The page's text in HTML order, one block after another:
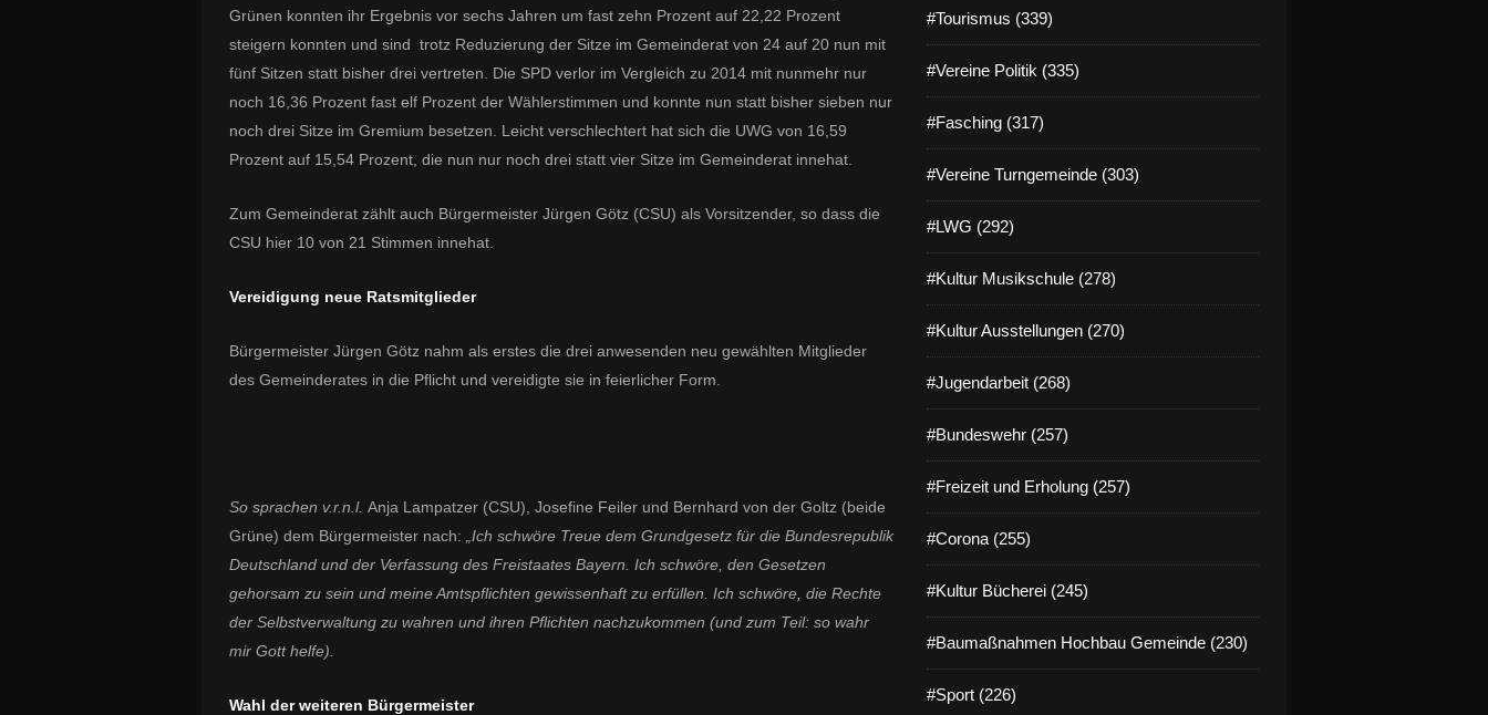
Grünen konnten ihr Ergebnis vor sechs Jahren um fast zehn Prozent auf 22,22 Prozent
steigern konnten und sind trotz Reduzierung der Sitze im Gemeinderat von 24 auf 20 nun mit
fünf Sitzen statt bisher drei vertreten. Die SPD verlor im Vergleich zu 2014 mit nunmehr nur
noch 16,36 Prozent fast elf Prozent der Wählerstimmen und konnte nun statt bisher sieben nur
noch drei Sitze im Gremium besetzen. Leicht verschlechtert hat sich die UWG von 16,59
Prozent auf 15,54 Prozent, die nun nur noch drei statt vier Sitze im Gemeinderat innehat.
Zum Gemeinderat zählt auch Bürgermeister Jürgen Götz (CSU) als Vorsitzender, so dass die
CSU hier 10 von 21 Stimmen innehat.
Vereidigung neue Ratsmitglieder
Bürgermeister Jürgen Götz nahm als erstes die drei anwesenden neu gewählten Mitglieder
des Gemeinderates in die Pflicht und vereidigte sie in feierlicher Form.
So sprachen v.r.n.l. Anja Lampatzer (CSU), Josefine Feiler und Bernhard von der Goltz (beide
Grüne) dem Bürgermeister nach:
„Ich schwöre Treue dem Grundgesetz für die Bundesrepublik
Deutschland und der Verfassung des Freistaates Bayern. Ich schwöre, den Gesetzen
gehorsam zu sein und meine Amtspflichten gewissenhaft zu erfüllen. Ich schwöre, die Rechte
der Selbstverwaltung zu wahren und ihren Pflichten nachzukommen (und zum Teil: so wahr
mir Gott helfe).
Wahl der weiteren Bürgermeister
#Tourismus (339)
#Vereine Politik (335)
#Fasching (317)
#Vereine Turngemeinde (303)
#LWG (292)
#Kultur Musikschule (278)
#Kultur Ausstellungen (270)
#Jugendarbeit (268)
#Bundeswehr (257)
#Freizeit und Erholung (257)
#Corona (255)
#Kultur Bücherei (245)
#Baumaßnahmen Hochbau Gemeinde (230)
#Sport (226)